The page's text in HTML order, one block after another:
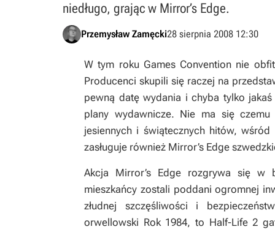
niedługo, grając w Mirror’s Edge.
Przemysław Zamęcki28 sierpnia 2008 12:30
W tym roku Games Convention nie
Producenci skupili się raczej na
pewną datę wydania i chyba tylko
plany wydawnicze. Nie ma się
jesiennych i świątecznych hitów,
zasługuje również Mirror’s Edge
Akcja Mirror’s Edge rozgrywa się w
mieszkańcy zostali poddani ogromnej
złudnej szczęśliwości i
orwellowski Rok 1984, to Half-Life 2